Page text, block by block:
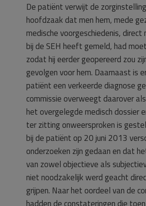
De patiënt verwijt de
hoofdzaak dat men hem, mede
medische voorgeschiedenis, direct
bij de SEH heeft gemeld, had
zodat hij eerder geopereerd zou
gevolgen voor hem. Daarnaast is
patiënt een verkeerde diagnose
commissie overweegt daarover
het overgelegde medisch dossier
ter zitting onweersproken is
bij de patiënt op 20 juni 2013
onderzoeken zijn gedaan en dat
van zowel objectieve als
niet noodzakelijk werd geacht
grijpen. Naar het oordeel van de